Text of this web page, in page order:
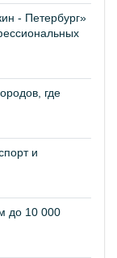
- Петербург»
где
и
до 10 000